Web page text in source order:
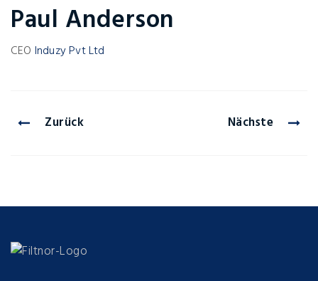
Paul Anderson
CEO Induzy Pvt Ltd
Zurück Nächste